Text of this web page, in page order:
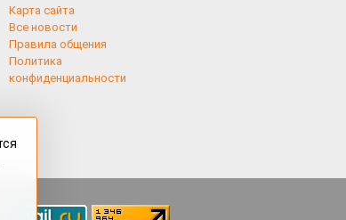
Карта сайта
Все новости
Правила общения
Политика
конфиденциальности